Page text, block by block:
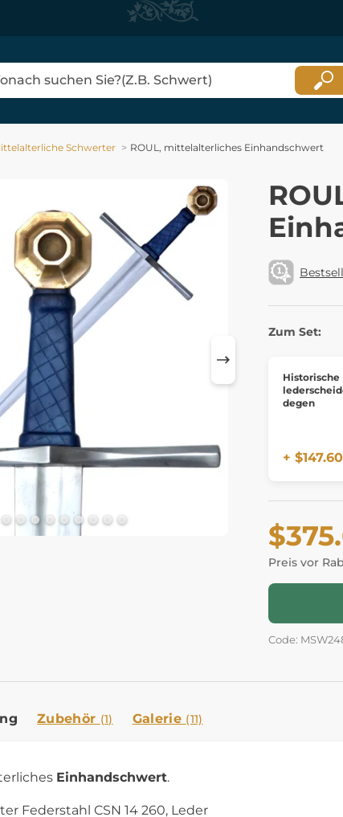
Schwerter ROUL, mittelalterliches Einhandschwert
Zum Set:
Historische
degen
+ $147.60
Preis vor
Code:
Zubehör (1) Galerie (11)
Einhandschwert.
Federstahl CSN 14 260, Leder